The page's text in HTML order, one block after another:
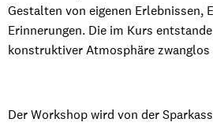
Gestalten von eigenen Erlebnissen,
Erinnerungen. Die im Kurs
konstruktiver Atmosphäre zwanglos
Der Workshop wird von der